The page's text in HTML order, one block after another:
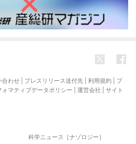
合わせ プレスリリース送付先 利用規約
プ
ォマティブデータポリシー 運営会社
サイト
科学ニュース［ナゾロジー］